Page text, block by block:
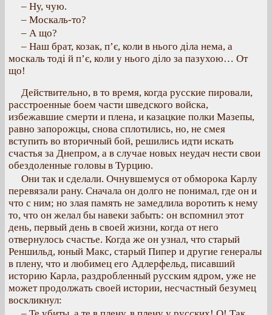
– Ну, чую.
– Москаль-то?
– А що?
– Наш брат, козак, п’є, коли в нього діла нема, а
москаль тоді й п’є, коли у нього діло за пазухою… От
що!
Действительно, в то время, когда русские пировали,
расстроенные боем части шведского войска,
избежавшие смерти и плена, и казацкие полки Мазепы,
равно запорожцы, снова сплотились, но, не смея
вступить во вторичный бой, решились идти искать
счастья за Днепром, а в случае новых неудач нести свои
обездоленные головы в Турцию.
Они так и сделали. Очнувшемуся от обморока Карлу
перевязали рану. Сначала он долго не понимал, где он и
что с ним; но злая память не замедлила воротить к нему
то, что он желал бы навеки забыть: он вспомнил этот
день, первый день в своей жизни, когда от него
отвернулось счастье. Когда же он узнал, что старый
Реншильд, юный Макс, старый Пипер и другие генералы
в плену, что и любимец его Адлерфельд, писавший
историю Карла, раздробленный русским ядром, уже не
может продолжать своей истории, несчастный безумец
воскликнул: